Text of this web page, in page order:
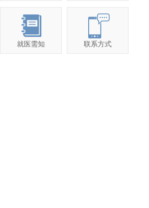
就医需知 联系方式